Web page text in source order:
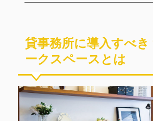
貸事務所に導入すべき
ークスペースとは